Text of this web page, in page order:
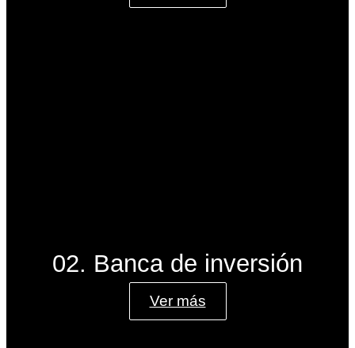
02. Banca de inversión
Ver más